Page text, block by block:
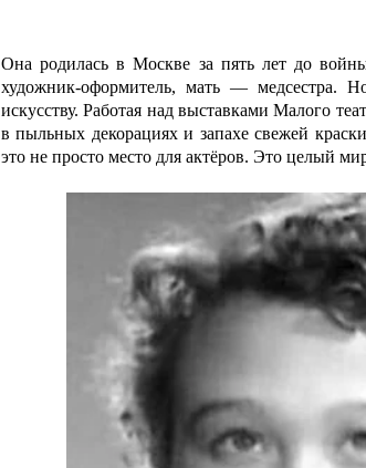
Она родилась в Москве за пять лет до
художник-оформитель, мать — медсестра.
искусству. Работая над выставками Малого
в пыльных декорациях и запахе свежей
это не просто место для актёров. Это целый